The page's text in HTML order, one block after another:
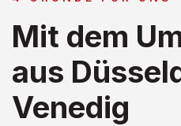
Mit dem
aus
Venedig